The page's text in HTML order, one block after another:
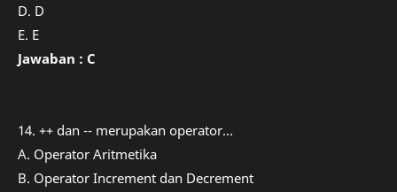
D. D
E. E
Jawaban : C
14. ++ dan -- merupakan operator...
A. Operator Aritmetika
B. Operator Increment dan Decrement